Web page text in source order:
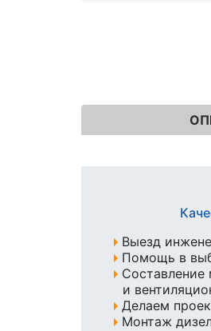
Выезд
Помощь в
и
Делаем
Монтаж